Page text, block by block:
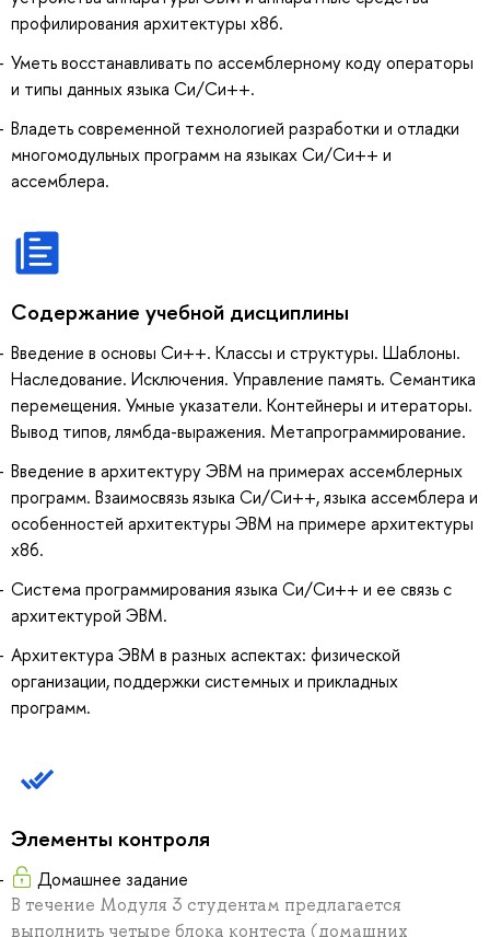
профилирования архитектуры x86.
Уметь восстанавливать по ассемблерному коду операторы
и типы данных языка Си/Си++.
Владеть современной технологией разработки и отладки
многомодульных программ на языках Си/Си++ и
ассемблера.
Содержание учебной дисциплины
Введение в основы Си++. Классы и структуры. Шаблоны.
Наследование. Исключения. Управление память. Семантика
перемещения. Умные указатели. Контейнеры и итераторы.
Вывод типов, лямбда-выражения. Метапрограммирование.
Введение в архитектуру ЭВМ на примерах ассемблерных
программ. Взаимосвязь языка Си/Си++, языка ассемблера и
особенностей архитектуры ЭВМ на примере архитектуры
x86.
Система программирования языка Си/Си++ и ее связь с
архитектурой ЭВМ.
Архитектура ЭВМ в разных аспектах: физической
организации, поддержки системных и прикладных
программ.
Элементы контроля
Домашнее задание
В течение Модуля 3 студентам предлагается
выполнить четыре блока контеста (домашних